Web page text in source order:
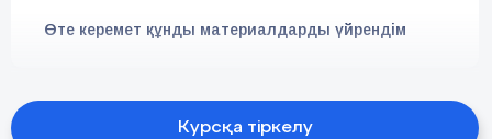
Өте керемет құнды материалдарды үйрендім
Курсқа тіркелу